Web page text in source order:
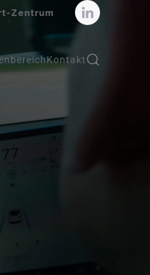
Zentrum
Kontakt